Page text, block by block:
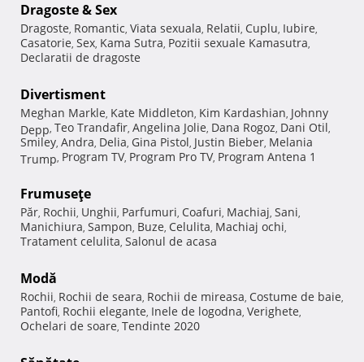
Dragoste & Sex
Dragoste, Romantic, Viata sexuala, Relatii, Cuplu, Iubire,
Casatorie, Sex, Kama Sutra, Pozitii sexuale Kamasutra,
Declaratii de dragoste
Divertisment
Meghan Markle, Kate Middleton, Kim Kardashian, Johnny
Depp, Teo Trandafir, Angelina Jolie, Dana Rogoz, Dani Otil,
Smiley, Andra, Delia, Gina Pistol, Justin Bieber, Melania
Trump, Program TV, Program Pro TV, Program Antena 1
Frumuseţe
Păr, Rochii, Unghii, Parfumuri, Coafuri, Machiaj, Sani,
Manichiura, Sampon, Buze, Celulita, Machiaj ochi,
Tratament celulita, Salonul de acasa
Modă
Rochii, Rochii de seara, Rochii de mireasa, Costume de baie,
Pantofi, Rochii elegante, Inele de logodna, Verighete,
Ochelari de soare, Tendinte 2020